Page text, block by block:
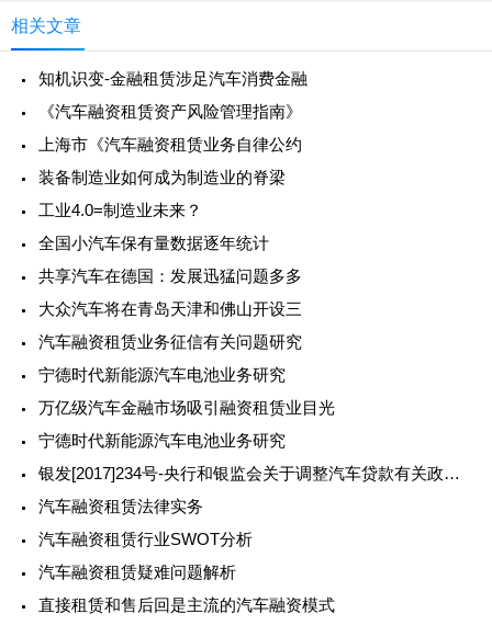
相关文章
知机识变-金融租赁涉足汽车消费金融
《汽车融资租赁资产风险管理指南》
上海市《汽车融资租赁业务自律公约
装备制造业如何成为制造业的脊梁
工业4.0=制造业未来？
全国小汽车保有量数据逐年统计
共享汽车在德国：发展迅猛问题多多
大众汽车将在青岛天津和佛山开设三
汽车融资租赁业务征信有关问题研究
宁德时代新能源汽车电池业务研究
万亿级汽车金融市场吸引融资租赁业目光
宁德时代新能源汽车电池业务研究
银发[2017]234号-央行和银监会关于调整汽车贷款有关政策的通知
汽车融资租赁法律实务
汽车融资租赁行业SWOT分析
汽车融资租赁疑难问题解析
直接租赁和售后回是主流的汽车融资模式